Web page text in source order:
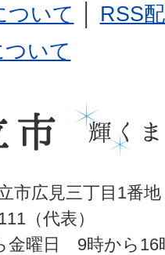
ついて
RSS
いて
市広見三丁目1番地
（代表）
金曜日 9時から16